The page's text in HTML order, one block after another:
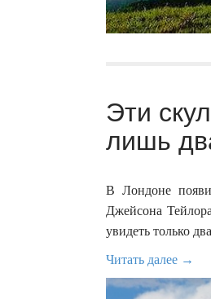
Эти
лишь
В Лондоне
Джейсона
увидеть только
Читать далее →